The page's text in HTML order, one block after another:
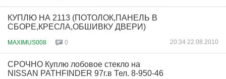
КУПЛЮ НА 2113 (ПОТОЛОК,ПАНЕЛЬ В
СБОРЕ,КРЕСЛА,ОБШИВКУ ДВЕРИ)
MAXIMUS008 0 20:34 22.08.2010
СРОЧНО Куплю лобовое стекло на
NISSAN PATHFINDER 97г.в Тел. 8-950-46